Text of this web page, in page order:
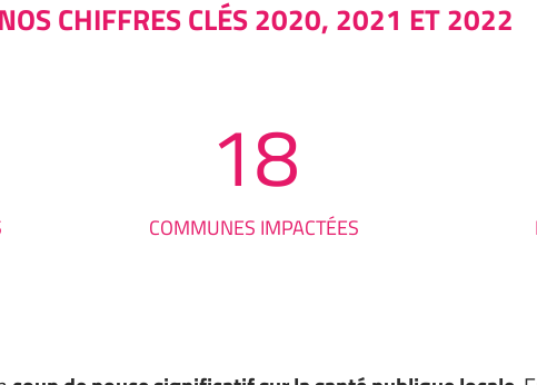
NOS CHIFFRES CLÉS 2020, 2021 ET 2022
18
COMMUNES IMPACTÉES